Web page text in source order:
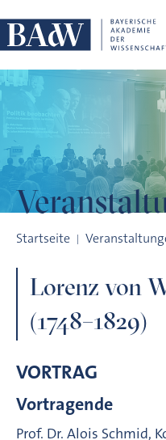
Startseite
Lorenz von
(1748–1829)
VORTRAG
Vortragende
Prof. Dr. Alois Schmid,